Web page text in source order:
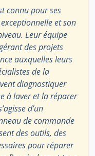
connu pour ses
et son
Leur équipe
des projets
auxquelles leurs
de la
diagnostiquer
à laver et la réparer
d’un
de commande
des outils, des
pour réparer